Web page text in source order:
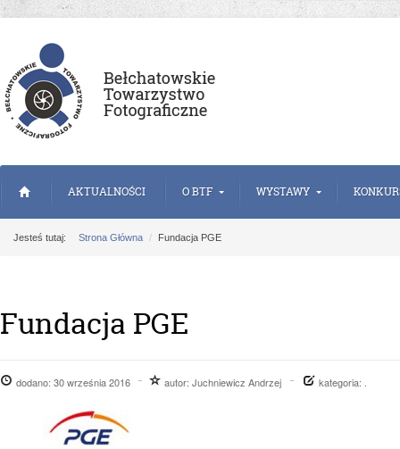
AKTUALNOŚCI O BTF WYSTAWY
Jesteś tutaj: Strona Główna Fundacja PGE
Fundacja PGE
dodano: 30 września 2016 autor: Juchniewicz Andrzej kategoria: .